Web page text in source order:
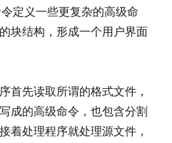
定义一些更复杂的高级命
块结构，形成一个用户界面
首先读取所谓的格式文件，
成的高级命令，也包含分割
着处理程序就处理源文件，